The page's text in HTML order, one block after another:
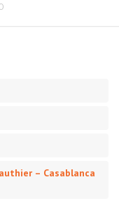
– Casablanca